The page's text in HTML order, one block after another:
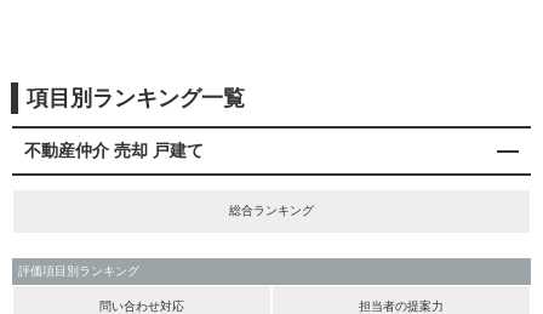
項目別ランキング一覧
不動産仲介 売却 戸建て
総合ランキング
評価項目別ランキング
問い合わせ対応 担当者の提案力